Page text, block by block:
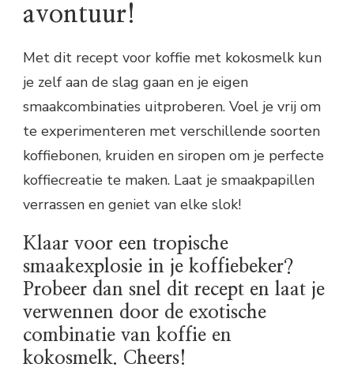
avontuur!
Met dit recept voor koffie met kokosmelk kun
je zelf aan de slag gaan en je eigen
smaakcombinaties uitproberen. Voel je vrij om
te experimenteren met verschillende soorten
koffiebonen, kruiden en siropen om je perfecte
koffiecreatie te maken. Laat je smaakpapillen
verrassen en geniet van elke slok!
Klaar voor een tropische
smaakexplosie in je koffiebeker?
Probeer dan snel dit recept en laat je
verwennen door de exotische
combinatie van koffie en
kokosmelk. Cheers!